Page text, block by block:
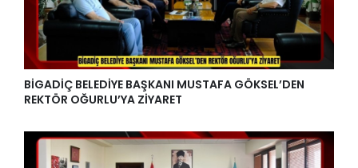
BİGADİÇ BELEDİYE BAŞKANI MUSTAFA GÖKSEL’DEN
REKTÖR OĞURLU’YA ZİYARET